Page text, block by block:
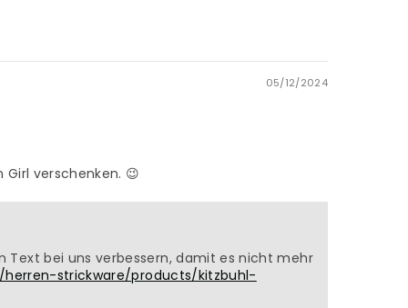
05/12/2024
Girl verschenken. 😉
Text bei uns verbessern, damit es nicht mehr
strickware/products/kitzbuhl-